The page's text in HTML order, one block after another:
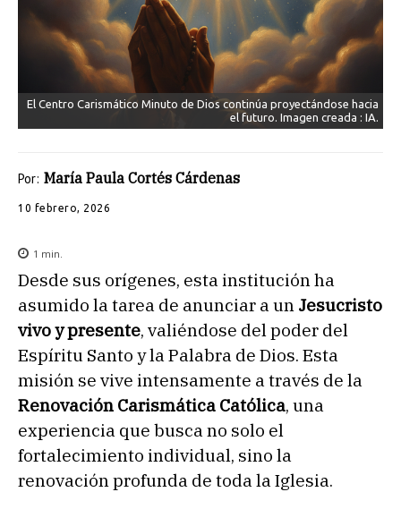
El Centro Carismático Minuto de Dios continúa proyectándose hacia
el futuro. Imagen creada : IA.
Por: María Paula Cortés Cárdenas
10 febrero, 2026
1 min.
Desde sus orígenes, esta institución ha
asumido la tarea de anunciar a un Jesucristo
vivo y presente, valiéndose del poder del
Espíritu Santo y la Palabra de Dios. Esta
misión se vive intensamente a través de la
Renovación Carismática Católica, una
experiencia que busca no solo el
fortalecimiento individual, sino la
renovación profunda de toda la Iglesia.